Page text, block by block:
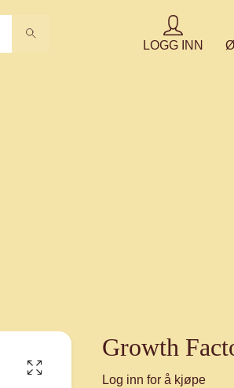
LOGG INN
Growth
Log inn for å kjøpe